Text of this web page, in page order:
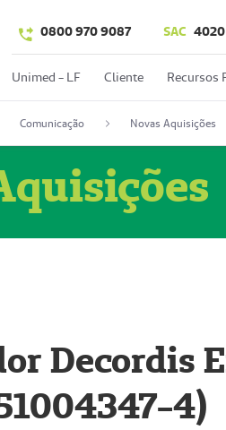
0800 970 9087 SAC
Unimed - LF Cliente Recursos
Comunicação Novas Aquisições
Decordis
4)